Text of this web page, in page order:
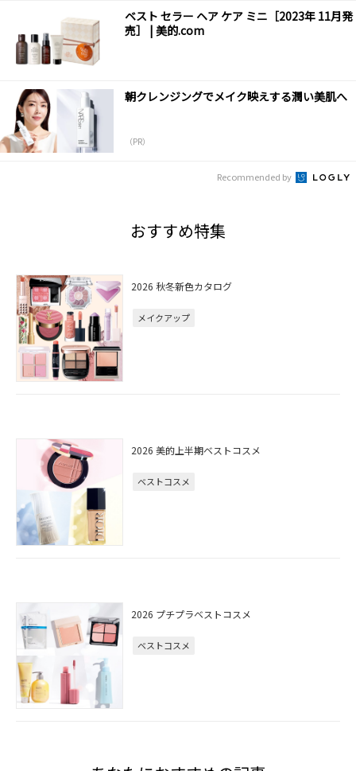
ベスト セラー ヘア ケア ミニ［2023年 11月発
売］ | 美的.com
朝クレンジングでメイク映えする潤い美肌へ
（PR）
Recommended by
おすすめ特集
2026 秋冬新色カタログ
メイクアップ
2026 美的上半期ベストコスメ
ベストコスメ
2026 プチプラベストコスメ
ベストコスメ